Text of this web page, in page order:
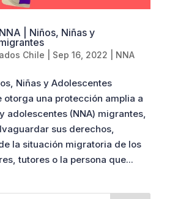
| Niños, Niñas y
Chile Sep 16, 2022 NNA
Niñas y Adolescentes
otorga una protección amplia a
adolescentes (NNA) migrantes,
sus derechos,
la situación migratoria de los
tutores o la persona que...